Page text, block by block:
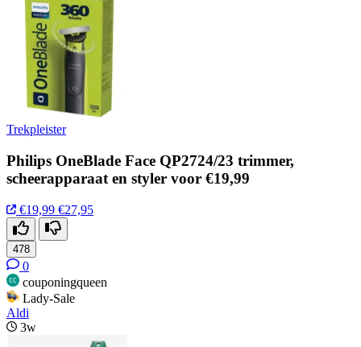
Trekpleister
Philips OneBlade Face QP2724/23 trimmer,
scheerapparaat en styler voor €19,99
€19,99 €27,95
478
0
couponingqueen
Lady-Sale
Aldi
3w